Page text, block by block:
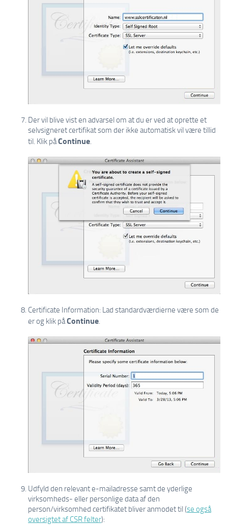
Der vil blive vist en advarsel om at du er ved at oprette et
selvsigneret certifikat som der ikke automatisk vil være tillid
til. Klik påContinue.
Certificate Information: Lad standardværdierne være som de
er og klik påContinue
Udfyld den relevant e-mailadresse samt de yderlige
virksomheds- eller personlige data af den
person/virksomhed certifikatet bliver anmodet til (se også
oversigtet af CSR felter):